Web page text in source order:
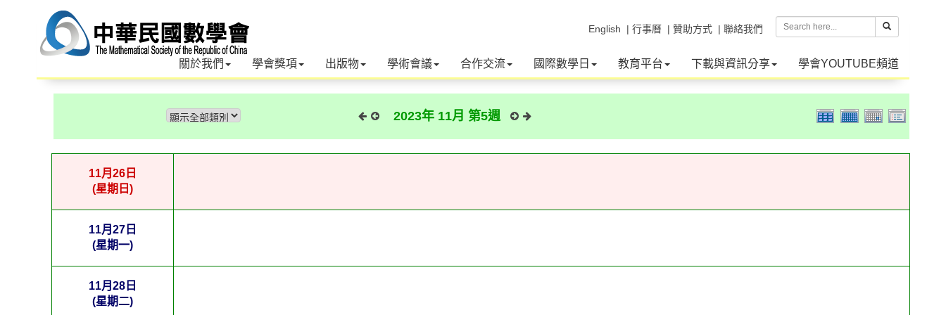
| 聯絡我們
| 贊助方式
| 行事曆
English
關於我們 學會獎項 出版物 學術會議 合作交流 國際數學日 教育平台 下載與資訊分享 學會YOUTUBE頻道
2023年 11月 第5週
11月26日
(星期日)
11月27日
(星期一)
11月28日
(星期二)